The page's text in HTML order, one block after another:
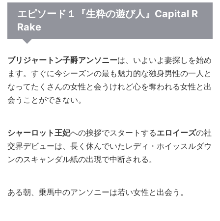
エピソード１『生粋の遊び人』Capital R
Rake
ブリジャートン子爵アンソニーは、いよいよ妻探しを始め
ます。すぐに今シーズンの最も魅力的な独身男性の一人と
なってたくさんの女性と会うけれど心を奪われる女性と出
会うことができない。
シャーロット王妃への挨拶でスタートするエロイーズの社
交界デビューは、長く休んでいたレディ・ホイッスルダウ
ンのスキャンダル紙の出現で中断される。
ある朝、乗馬中のアンソニーは若い女性と出会う。